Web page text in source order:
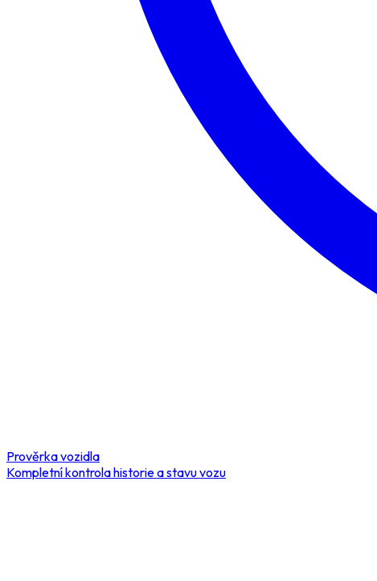
Prověrka vozidla
Kompletní kontrola historie a stavu vozu